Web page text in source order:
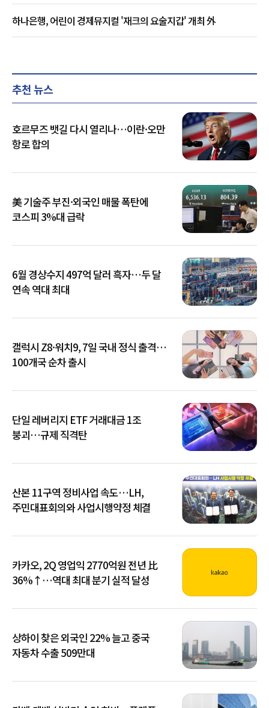
하나은행, 어린이 경제뮤지컬 '재크의 요술지갑' 개최 外
추천 뉴스
호르무즈 뱃길 다시 열리나…이란·오만
항로 합의
美 기술주 부진·외국인 매물 폭탄에
코스피 3%대 급락
6월 경상수지 497억 달러 흑자…두 달
연속 역대 최대
갤럭시 Z8·워치9, 7일 국내 정식 출격…
100개국 순차 출시
단일 레버리지 ETF 거래대금 1조
붕괴…규제 직격탄
산본 11구역 정비사업 속도…LH,
주민대표회의와 사업시행약정 체결
카카오, 2Q 영업익 2770억원 전년 比
36%↑…역대 최대 분기 실적 달성
상하이 찾은 외국인 22% 늘고 중국
자동차 수출 509만대